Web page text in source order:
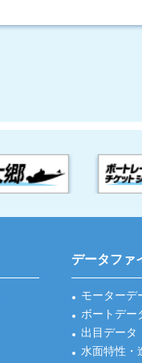
データファ
モーターデ
ボートデー
出目データ
水面特性・